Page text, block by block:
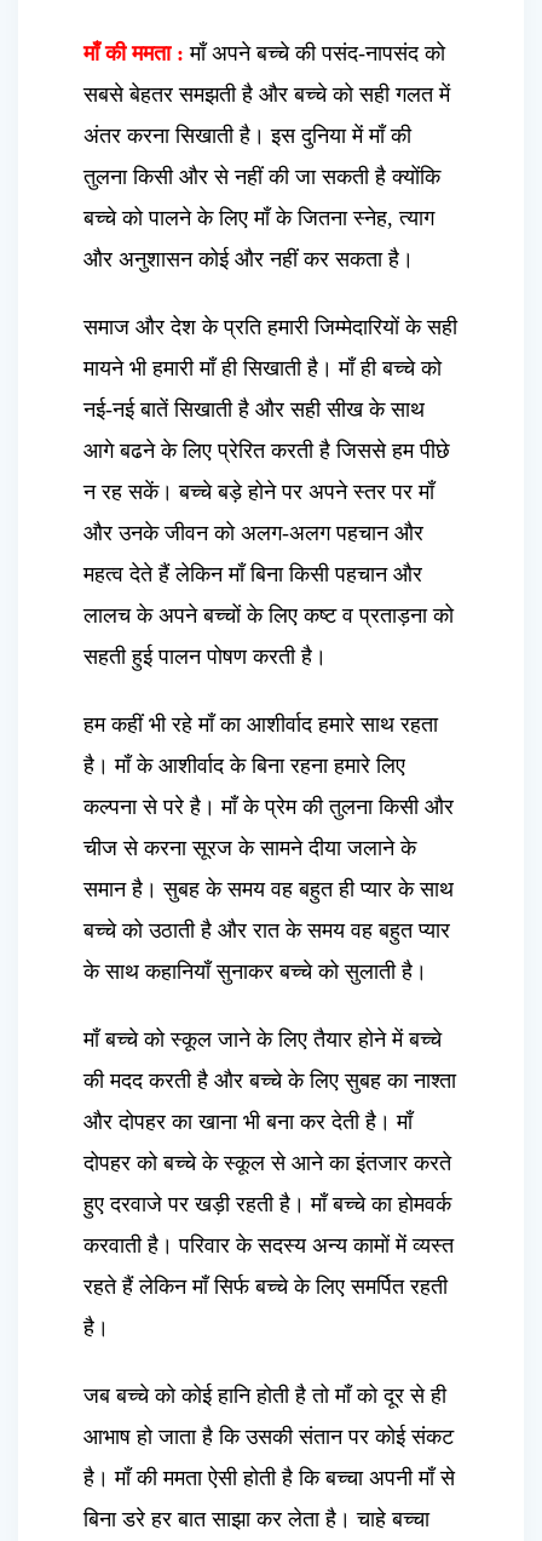
माँ की ममता : माँ अपने बच्चे की पसंद-नापसंद को
सबसे बेहतर समझती है और बच्चे को सही गलत में
अंतर करना सिखाती है। इस दुनिया में माँ की
तुलना किसी और से नहीं की जा सकती है क्योंकि
बच्चे को पालने के लिए माँ के जितना स्नेह, त्याग
और अनुशासन कोई और नहीं कर सकता है।
समाज और देश के प्रति हमारी जिम्मेदारियों के सही
मायने भी हमारी माँ ही सिखाती है। माँ ही बच्चे को
नई-नई बातें सिखाती है और सही सीख के साथ
आगे बढने के लिए प्रेरित करती है जिससे हम पीछे
न रह सकें। बच्चे बड़े होने पर अपने स्तर पर माँ
और उनके जीवन को अलग-अलग पहचान और
महत्व देते हैं लेकिन माँ बिना किसी पहचान और
लालच के अपने बच्चों के लिए कष्ट व प्रताड़ना को
सहती हुई पालन पोषण करती है।
हम कहीं भी रहे माँ का आशीर्वाद हमारे साथ रहता
है। माँ के आशीर्वाद के बिना रहना हमारे लिए
कल्पना से परे है। माँ के प्रेम की तुलना किसी और
चीज से करना सूरज के सामने दीया जलाने के
समान है। सुबह के समय वह बहुत ही प्यार के साथ
बच्चे को उठाती है और रात के समय वह बहुत प्यार
के साथ कहानियाँ सुनाकर बच्चे को सुलाती है।
माँ बच्चे को स्कूल जाने के लिए तैयार होने में बच्चे
की मदद करती है और बच्चे के लिए सुबह का नाश्ता
और दोपहर का खाना भी बना कर देती है। माँ
दोपहर को बच्चे के स्कूल से आने का इंतजार करते
हुए दरवाजे पर खड़ी रहती है। माँ बच्चे का होमवर्क
करवाती है। परिवार के सदस्य अन्य कामों में व्यस्त
रहते हैं लेकिन माँ सिर्फ बच्चे के लिए समर्पित रहती
है।
जब बच्चे को कोई हानि होती है तो माँ को दूर से ही
आभाष हो जाता है कि उसकी संतान पर कोई संकट
है। माँ की ममता ऐसी होती है कि बच्चा अपनी माँ से
बिना डरे हर बात साझा कर लेता है। चाहे बच्चा